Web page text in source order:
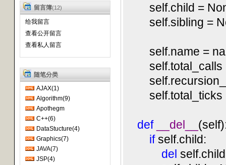
留言簿(12)
给我留言
查看公开留言
查看私人留言
随笔分类
AJAX(1)
Algorithm(9)
Apothegm
C++(6)
DataStucture(4)
Graphics(7)
JAVA(7)
JSP(4)
self.child =
self.sibling =
self.name =
self.total_calls
self.total_ticks
def __del__
ifself.child:
del self.child